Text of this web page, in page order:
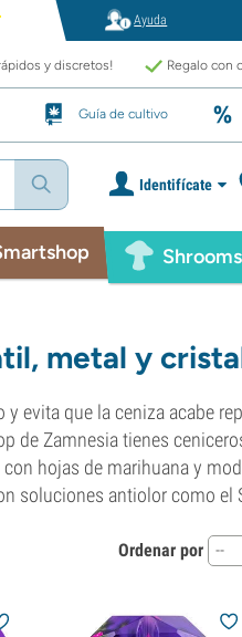
Ayuda
y discretos! Regalo con
Guía de cultivo
Identifícate
metal y
evita que la ceniza acabe
de Zamnesia tienes
hojas de marihuana y
soluciones antiolor como el
Ordenar por --